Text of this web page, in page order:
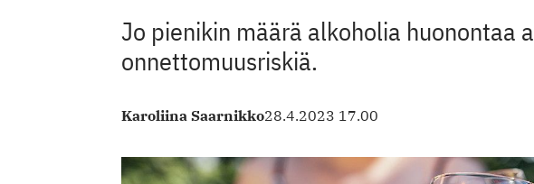
Jo pienikin määrä alkoholia huonontaa
onnettomuusriskiä.
Karoliina Saarnikko28.4.2023 17.00